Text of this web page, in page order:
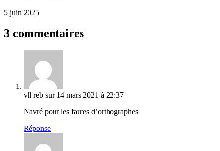
5 juin 2025
3 commentaires
vll reb sur 14 mars 2021 à 22:37
Navré pour les fautes d’orthographes
Réponse